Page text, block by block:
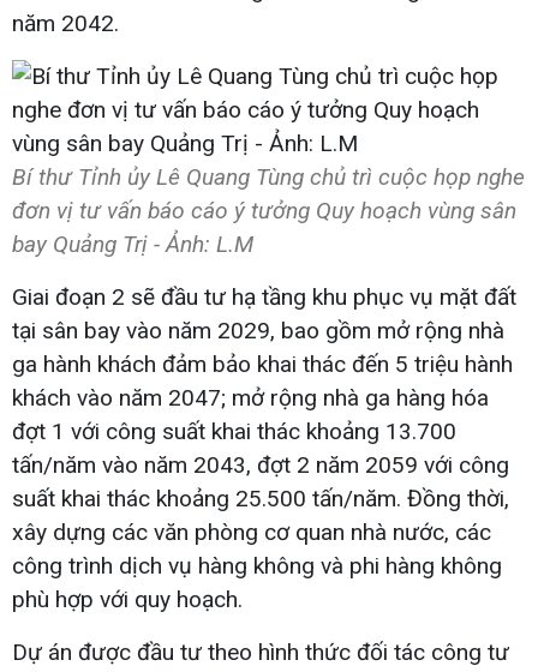
năm 2042.
Bí thư Tỉnh ủy Lê Quang Tùng chủ trì cuộc họp nghe
đơn vị tư vấn báo cáo ý tưởng Quy hoạch vùng sân
bay Quảng Trị - Ảnh: L.M
Giai đoạn 2 sẽ đầu tư hạ tầng khu phục vụ mặt đất
tại sân bay vào năm 2029, bao gồm mở rộng nhà
ga hành khách đảm bảo khai thác đến 5 triệu hành
khách vào năm 2047; mở rộng nhà ga hàng hóa
đợt 1 với công suất khai thác khoảng 13.700
tấn/năm vào năm 2043, đợt 2 năm 2059 với công
suất khai thác khoảng 25.500 tấn/năm. Đồng thời,
xây dựng các văn phòng cơ quan nhà nước, các
công trình dịch vụ hàng không và phi hàng không
phù hợp với quy hoạch.
Dự án được đầu tư theo hình thức đối tác công tư